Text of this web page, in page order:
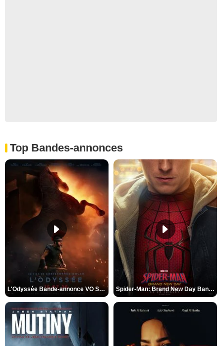
Top Bandes-annonces
L'Odyssée Bande-annonce VO STFR Spider-Man: Brand New Day Bande-annonce VO STFR